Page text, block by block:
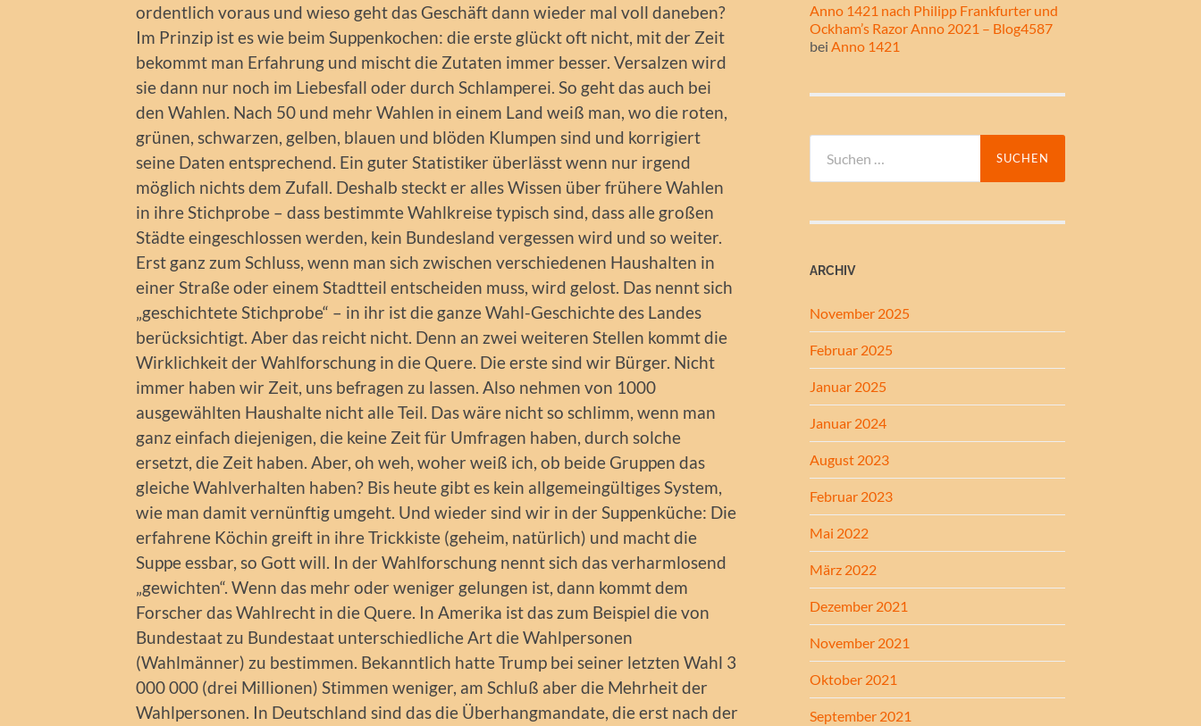
ordentlich voraus und wieso geht das Geschäft dann wieder mal voll daneben?
Im Prinzip ist es wie beim Suppenkochen: die erste glückt oft nicht, mit der Zeit
bekommt man Erfahrung und mischt die Zutaten immer besser. Versalzen wird
sie dann nur noch im Liebesfall oder durch Schlamperei. So geht das auch bei
den Wahlen. Nach 50 und mehr Wahlen in einem Land weiß man, wo die roten,
grünen, schwarzen, gelben, blauen und blöden Klumpen sind und korrigiert
seine Daten entsprechend. Ein guter Statistiker überlässt wenn nur irgend
möglich nichts dem Zufall. Deshalb steckt er alles Wissen über frühere Wahlen
in ihre Stichprobe – dass bestimmte Wahlkreise typisch sind, dass alle großen
Städte eingeschlossen werden, kein Bundesland vergessen wird und so weiter.
Erst ganz zum Schluss, wenn man sich zwischen verschiedenen Haushalten in
einer Straße oder einem Stadtteil entscheiden muss, wird gelost. Das nennt sich
„geschichtete Stichprobe“ – in ihr ist die ganze Wahl-Geschichte des Landes
berücksichtigt. Aber das reicht nicht. Denn an zwei weiteren Stellen kommt die
Wirklichkeit der Wahlforschung in die Quere. Die erste sind wir Bürger. Nicht
immer haben wir Zeit, uns befragen zu lassen. Also nehmen von 1000
ausgewählten Haushalte nicht alle Teil. Das wäre nicht so schlimm, wenn man
ganz einfach diejenigen, die keine Zeit für Umfragen haben, durch solche
ersetzt, die Zeit haben. Aber, oh weh, woher weiß ich, ob beide Gruppen das
gleiche Wahlverhalten haben? Bis heute gibt es kein allgemeingültiges System,
wie man damit vernünftig umgeht. Und wieder sind wir in der Suppenküche: Die
erfahrene Köchin greift in ihre Trickkiste (geheim, natürlich) und macht die
Suppe essbar, so Gott will. In der Wahlforschung nennt sich das verharmlosend
„gewichten“. Wenn das mehr oder weniger gelungen ist, dann kommt dem
Forscher das Wahlrecht in die Quere. In Amerika ist das zum Beispiel die von
Bundestaat zu Bundestaat unterschiedliche Art die Wahlpersonen
(Wahlmänner) zu bestimmen. Bekanntlich hatte Trump bei seiner letzten Wahl 3
000 000 (drei Millionen) Stimmen weniger, am Schluß aber die Mehrheit der
Wahlpersonen. In Deutschland sind das die Überhangmandate, die erst nach der
Anno 1421 nach Philipp Frankfurter und
Ockham’s Razor Anno 2021 – Blog4587
bei Anno 1421
nach:
ARCHIV
November 2025
Februar 2025
Januar 2025
Januar 2024
August 2023
Februar 2023
Mai 2022
März 2022
Dezember 2021
November 2021
Oktober 2021
September 2021